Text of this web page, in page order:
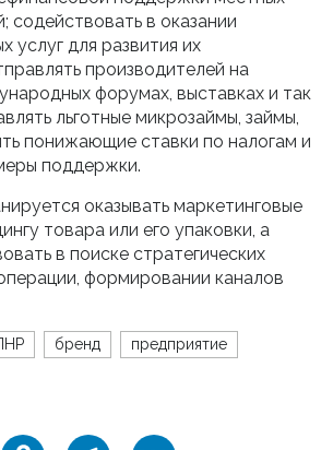
содействовать в оказании
услуг для развития их
производителей на
форумах, выставках и так
льготные микрозаймы, займы,
понижающие ставки по налогам и
поддержки.
оказывать маркетинговые
товара или его упаковки, а
в поиске стратегических
формировании каналов
бренд предприятие